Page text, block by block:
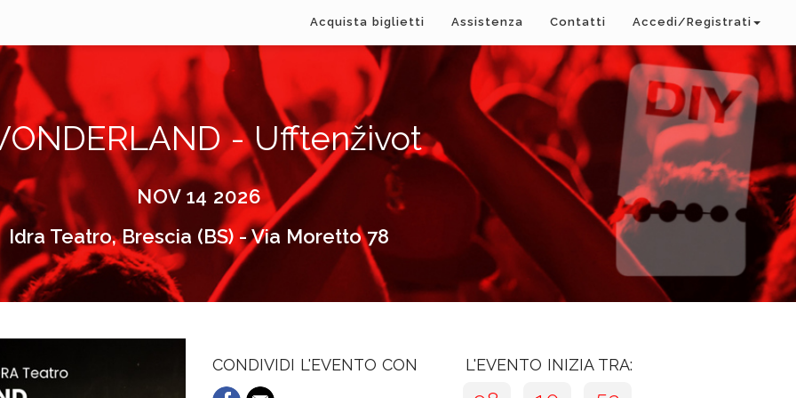
Acquista biglietti Assistenza Contatti Accedi/Registrati
- Ufftenživot
NOV 14 2026
Idra Teatro, Brescia (BS) - Via Moretto 78
CONDIVIDI L'EVENTO CON L'EVENTO INIZIA TRA: